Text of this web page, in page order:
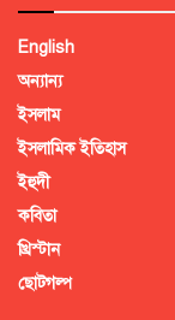
English
অন্যান্য
ইসলাম
ইসলামিক ইতিহাস
ইহুদী
কবিতা
খ্রিস্টান
ছোটগল্প